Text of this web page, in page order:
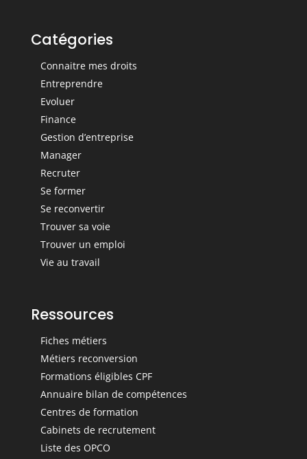
Catégories
Connaitre mes droits
Entreprendre
Evoluer
Finance
Gestion d’entreprise
Manager
Recruter
Se former
Se reconvertir
Trouver sa voie
Trouver un emploi
Vie au travail
Ressources
Fiches métiers
Métiers reconversion
Formations éligibles CPF
Annuaire bilan de compétences
Centres de formation
Cabinets de recrutement
Liste des OPCO